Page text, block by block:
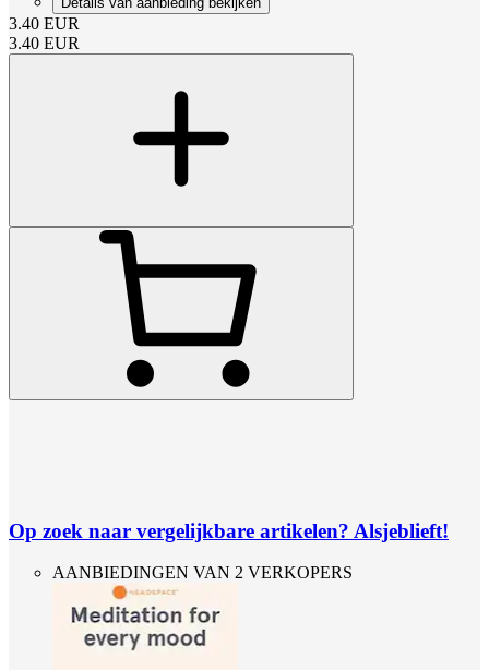
3.40 EUR
3.40 EUR
Op zoek naar vergelijkbare artikelen? Alsjeblieft!
AANBIEDINGEN VAN 2 VERKOPERS